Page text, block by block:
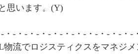
思います。(Y)
・-・-・-・-・-・-・-・-・-・-・-
物流でロジスティクスをマネジ